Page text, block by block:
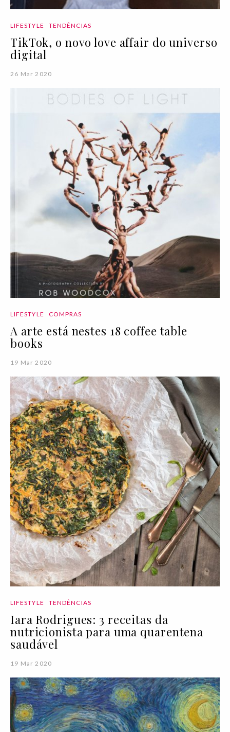
LIFESTYLE TENDÊNCIAS
TikTok, o novo love affair do universo
digital
26 Mar 2020
LIFESTYLE COMPRAS
A arte está nestes 18 coffee table
books
19 Mar 2020
LIFESTYLE TENDÊNCIAS
Iara Rodrigues: 3 receitas da
nutricionista para uma quarentena
saudável
19 Mar 2020